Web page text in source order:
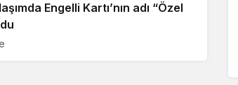
Engelli Kartı’nın adı “Özel